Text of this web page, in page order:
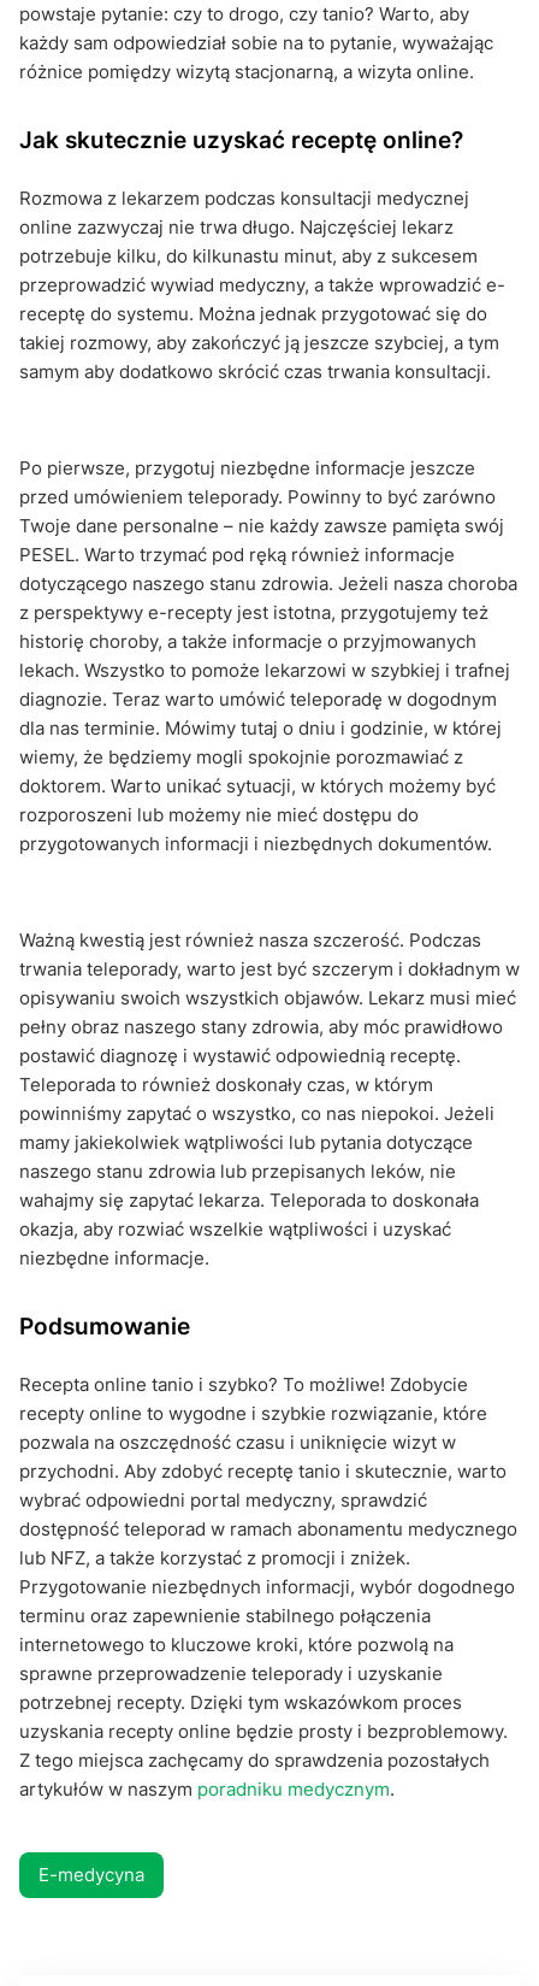
powstaje pytanie: czy to drogo, czy tanio? Warto, aby
każdy sam odpowiedział sobie na to pytanie, wyważając
różnice pomiędzy wizytą stacjonarną, a wizyta online.
Jak skutecznie uzyskać receptę online?
Rozmowa z lekarzem podczas konsultacji medycznej
online zazwyczaj nie trwa długo. Najczęściej lekarz
potrzebuje kilku, do kilkunastu minut, aby z sukcesem
przeprowadzić wywiad medyczny, a także wprowadzić e-
receptę do systemu. Można jednak przygotować się do
takiej rozmowy, aby zakończyć ją jeszcze szybciej, a tym
samym aby dodatkowo skrócić czas trwania konsultacji.
Po pierwsze, przygotuj niezbędne informacje jeszcze
przed umówieniem teleporady. Powinny to być zarówno
Twoje dane personalne – nie każdy zawsze pamięta swój
PESEL. Warto trzymać pod ręką również informacje
dotyczącego naszego stanu zdrowia. Jeżeli nasza choroba
z perspektywy e-recepty jest istotna, przygotujemy też
historię choroby, a także informacje o przyjmowanych
lekach. Wszystko to pomoże lekarzowi w szybkiej i trafnej
diagnozie. Teraz warto umówić teleporadę w dogodnym
dla nas terminie. Mówimy tutaj o dniu i godzinie, w której
wiemy, że będziemy mogli spokojnie porozmawiać z
doktorem. Warto unikać sytuacji, w których możemy być
rozporoszeni lub możemy nie mieć dostępu do
przygotowanych informacji i niezbędnych dokumentów.
Ważną kwestią jest również nasza szczerość. Podczas
trwania teleporady, warto jest być szczerym i dokładnym w
opisywaniu swoich wszystkich objawów. Lekarz musi mieć
pełny obraz naszego stany zdrowia, aby móc prawidłowo
postawić diagnozę i wystawić odpowiednią receptę.
Teleporada to również doskonały czas, w którym
powinniśmy zapytać o wszystko, co nas niepokoi. Jeżeli
mamy jakiekolwiek wątpliwości lub pytania dotyczące
naszego stanu zdrowia lub przepisanych leków, nie
wahajmy się zapytać lekarza. Teleporada to doskonała
okazja, aby rozwiać wszelkie wątpliwości i uzyskać
niezbędne informacje.
Podsumowanie
Recepta online tanio i szybko? To możliwe! Zdobycie
recepty online to wygodne i szybkie rozwiązanie, które
pozwala na oszczędność czasu i uniknięcie wizyt w
przychodni. Aby zdobyć receptę tanio i skutecznie, warto
wybrać odpowiedni portal medyczny, sprawdzić
dostępność teleporad w ramach abonamentu medycznego
lub NFZ, a także korzystać z promocji i zniżek.
Przygotowanie niezbędnych informacji, wybór dogodnego
terminu oraz zapewnienie stabilnego połączenia
internetowego to kluczowe kroki, które pozwolą na
sprawne przeprowadzenie teleporady i uzyskanie
potrzebnej recepty. Dzięki tym wskazówkom proces
uzyskania recepty online będzie prosty i bezproblemowy.
Z tego miejsca zachęcamy do sprawdzenia pozostałych
artykułów w naszym poradniku medycznym.
E-medycyna